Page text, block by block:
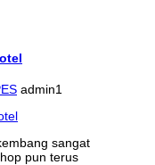
admin1
sangat
pun terus